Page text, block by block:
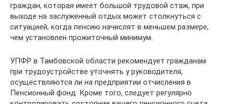
граждан, которая имеет большой трудовой стаж, при
выходе на заслуженный отдых может столкнуться с
ситуацией, когда пенсию начислят в меньшем размере,
чем установлен прожиточный минимум.
УПФР в Тамбовской области рекомендует гражданам
при трудоустройстве уточнять у руководителя,
осуществляются ли на предприятии отчисления в
Пенсионный фонд. Кроме того, следует регулярно